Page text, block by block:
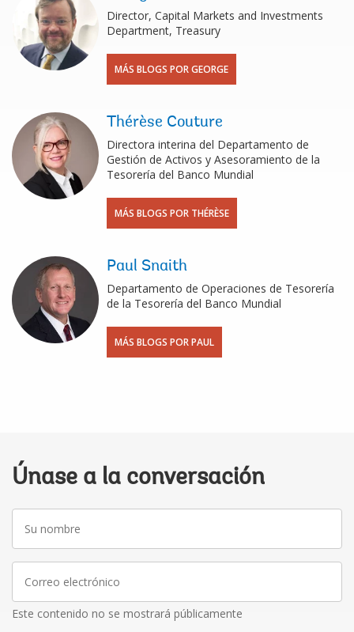
Director, Capital Markets and Investments
Department, Treasury
MÁS BLOGS POR GEORGE
Thérèse Couture
Directora interina del Departamento de
Gestión de Activos y Asesoramiento de la
Tesorería del Banco Mundial
MÁS BLOGS POR THÉRÈSE
Paul Snaith
Departamento de Operaciones de Tesorería
de la Tesorería del Banco Mundial
MÁS BLOGS POR PAUL
Únase a la conversación
nombre
electrónico
Este contenido no se mostrará públicamente